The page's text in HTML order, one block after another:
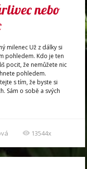
nebo
milenec Už z dálky si
pohledem. Kdo je ten
pocit, že nemůžete nic
pohledem.
s tím, že byste si
Sám o sobě a svých
13544x